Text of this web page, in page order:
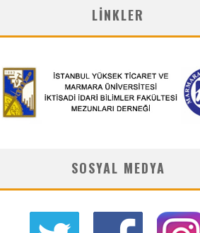
LINKLER
SOSYAL MEDYA